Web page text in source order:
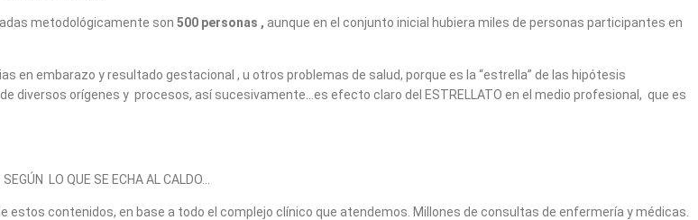
metodológicamente son 500 personas , aunque en el conjunto inicial hubiera miles de personas participantes en
en embarazo y resultado gestacional , u otros problemas de salud, porque es la “estrella” de las hipótesis
diversos orígenes y procesos, así sucesivamente…es efecto claro del ESTRELLATO en el medio profesional, que es
LO QUE SE ECHA AL CALDO…
contenidos, en base a todo el complejo clínico que atendemos. Millones de consultas de enfermería y médicas.